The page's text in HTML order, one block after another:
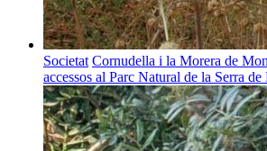
Societat Cornudella i la Morera de
accessos al Parc Natural de la Serra